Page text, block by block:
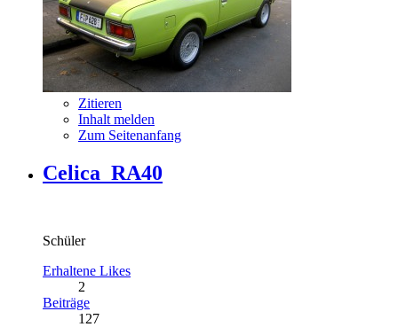
Zitieren
Inhalt melden
Zum Seitenanfang
Celica_RA40
Schüler
Erhaltene Likes
2
Beiträge
127